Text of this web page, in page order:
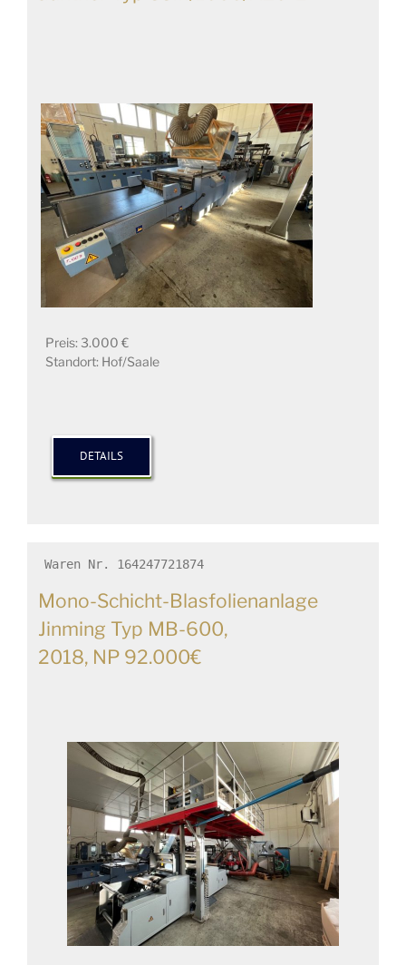
Preis: 3.000 €
Standort: Hof/Saale
DETAILS
Waren Nr. 164247721874
Mono-Schicht-Blasfolienanlage
Jinming Typ MB-600,
2018, NP 92.000€